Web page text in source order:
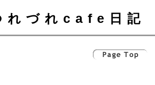
れづれcafe日記